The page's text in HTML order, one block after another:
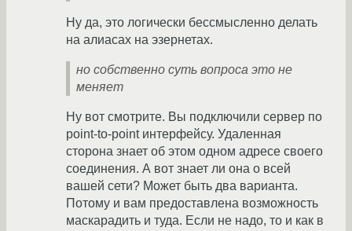
Ну да, это логически бессмысленно делать
на алиасах на эзернетах.
но собственно суть вопроса это не
меняет
Ну вот смотрите. Вы подключили сервер по
point-to-point интерфейсу. Удаленная
сторона знает об этом одном адресе своего
соединения. А вот знает ли она о всей
вашей сети? Может быть два варианта.
Потому и вам предоставлена возможность
маскарадить и туда. Если не надо, то и как в